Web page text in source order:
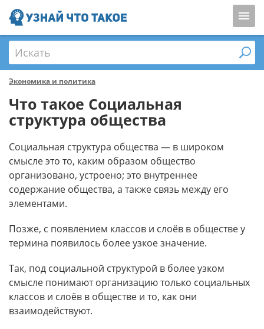
Искать
Экономика и политика
Что такое Социальная
структура общества
Социальная структура общества — в широком
смысле это то, каким образом общество
организовано, устроено; это внутреннее
содержание общества, а также связь между его
элементами.
Позже, с появлением классов и слоёв в обществе у
термина появилось более узкое значение.
Так, под социальной структурой в более узком
смысле понимают организацию только социальных
классов и слоёв в обществе и то, как они
взаимодействуют.